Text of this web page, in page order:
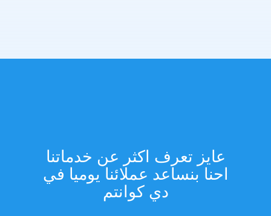
عايز تعرف اكثر عن خدماتنا
احنا بنساعد عملائنا يوميا في
دي كوانتم